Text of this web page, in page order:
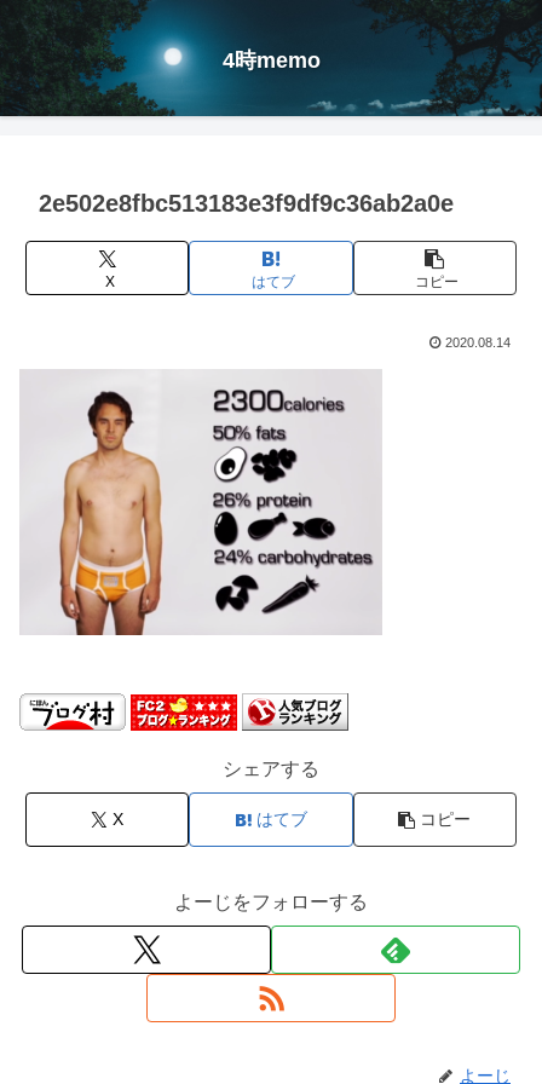
4時memo
2e502e8fbc513183e3f9df9c36ab2a0e
X はてブ コピー
2020.08.14
シェアする
X はてブ コピー
よーじをフォローする
よーじ